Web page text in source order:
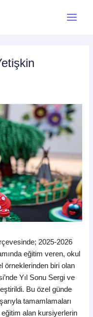
2025-2026
eğitim veren, okul
örneklerinden biri olan
Yıl Sonu Sergi ve
Bu özel günde
tamamlamaları
eğitim alan kursiyerlerin